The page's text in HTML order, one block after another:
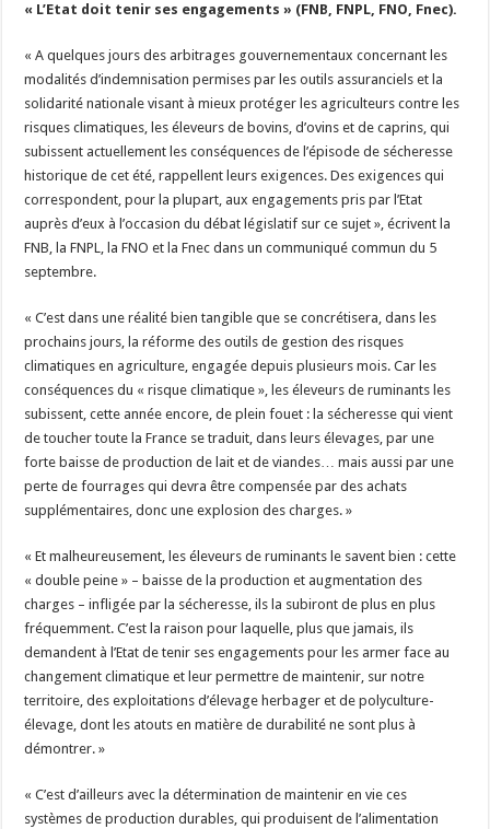
« L’Etat doit tenir ses engagements » (FNB, FNPL, FNO, Fnec).
« A quelques jours des arbitrages gouvernementaux concernant les
modalités d’indemnisation permises par les outils assuranciels et la
solidarité nationale visant à mieux protéger les agriculteurs contre les
risques climatiques, les éleveurs de bovins, d’ovins et de caprins, qui
subissent actuellement les conséquences de l’épisode de sécheresse
historique de cet été, rappellent leurs exigences. Des exigences qui
correspondent, pour la plupart, aux engagements pris par l’Etat
auprès d’eux à l’occasion du débat législatif sur ce sujet », écrivent la
FNB, la FNPL, la FNO et la Fnec dans un communiqué commun du 5
septembre.
« C’est dans une réalité bien tangible que se concrétisera, dans les
prochains jours, la réforme des outils de gestion des risques
climatiques en agriculture, engagée depuis plusieurs mois. Car les
conséquences du « risque climatique », les éleveurs de ruminants les
subissent, cette année encore, de plein fouet : la sécheresse qui vient
de toucher toute la France se traduit, dans leurs élevages, par une
forte baisse de production de lait et de viandes… mais aussi par une
perte de fourrages qui devra être compensée par des achats
supplémentaires, donc une explosion des charges. »
« Et malheureusement, les éleveurs de ruminants le savent bien : cette
« double peine » – baisse de la production et augmentation des
charges – infligée par la sécheresse, ils la subiront de plus en plus
fréquemment. C’est la raison pour laquelle, plus que jamais, ils
demandent à l’Etat de tenir ses engagements pour les armer face au
changement climatique et leur permettre de maintenir, sur notre
territoire, des exploitations d’élevage herbager et de polyculture-
élevage, dont les atouts en matière de durabilité ne sont plus à
démontrer. »
« C’est d’ailleurs avec la détermination de maintenir en vie ces
systèmes de production durables, qui produisent de l’alimentation